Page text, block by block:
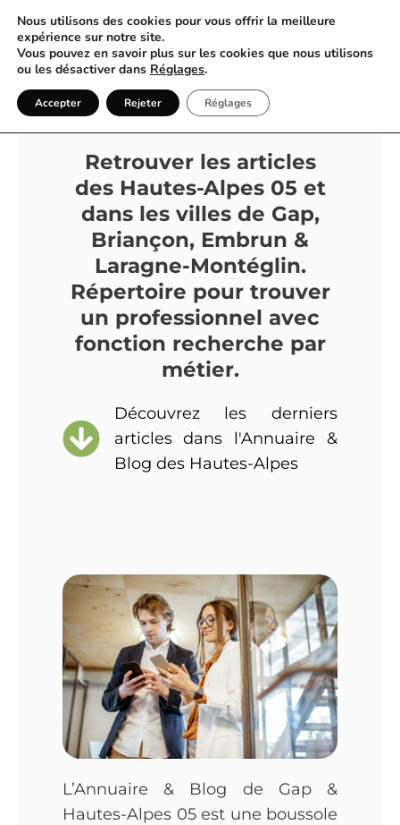
Annuaire & Blog | Gap &
Hautes-Alpes 05
Retrouver les articles
des Hautes-Alpes 05 et
dans les villes de Gap,
Briançon, Embrun &
Laragne-Montéglin.
Répertoire pour trouver
un professionnel avec
fonction recherche par
métier.
Découvrez les derniers
articles dans l'Annuaire &
Blog des Hautes-Alpes
L’Annuaire & Blog de Gap &
Hautes-Alpes 05 est une boussole
Nous utilisons des cookies pour vous offrir la meilleure
expérience sur notre site.
Vous pouvez en savoir plus sur les cookies que nous utilisons
ou les désactiver dans Réglages.
Accepter Rejeter Réglages